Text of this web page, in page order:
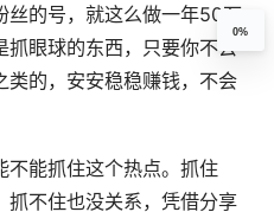
丝的号，就这么做一年50万
抓眼球的东西，只要你不去
类的，安安稳稳赚钱，不会
不能抓住这个热点。抓住
抓不住也没关系，凭借分享
0%